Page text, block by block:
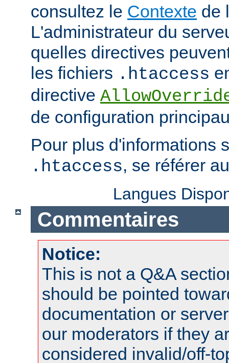
consultez le Contexte de
L'administrateur du
quelles directives
les fichiers .htaccess
directive
de configuration
Pour plus d'informations
.htaccess, se référer
Langues
Commentaires
Notice:
This is not a Q&A
should be pointed
documentation or
our moderators if they
considered invalid/off-